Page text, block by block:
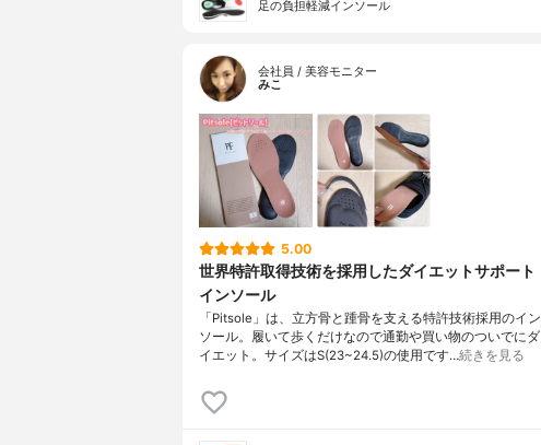
足の負担軽減インソール
会社員 / 美容モニター
みこ
5.00
世界特許取得技術を採用したダイエットサポート
インソール
「Pitsole」は、立方骨と踵骨を支える特許技術採用のイン
ソール。履いて歩くだけなので通勤や買い物のついでにダ
イエット。サイズはS(23~24.5)の使用です…続きを見る